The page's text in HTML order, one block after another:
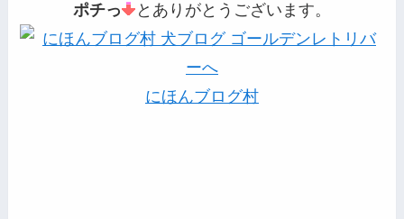
ポチっ とありがとうございます。
にほんブログ村